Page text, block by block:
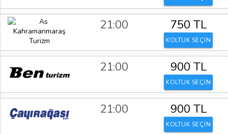
21:00 750 TL
KOLTUK SEÇİN
21:00 900 TL
KOLTUK SEÇİN
21:00 900 TL
KOLTUK SEÇİN